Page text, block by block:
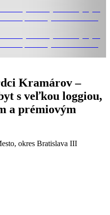
Kramárov –
s veľkou loggiou,
a prémiovým
okres Bratislava III